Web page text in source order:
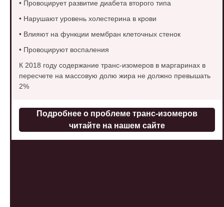
• Провоцирует развитие диабета второго типа
• Нарушают уровень холестерина в крови
• Влияют на функции мембран клеточных стенок
• Провоцируют воспаления
К 2018 году содержание транс-изомеров в маргаринах в
пересчете на массовую долю жира не должно превышать
2%
Подробнее о проблеме транс-изомеров
читайте на нашем сайте